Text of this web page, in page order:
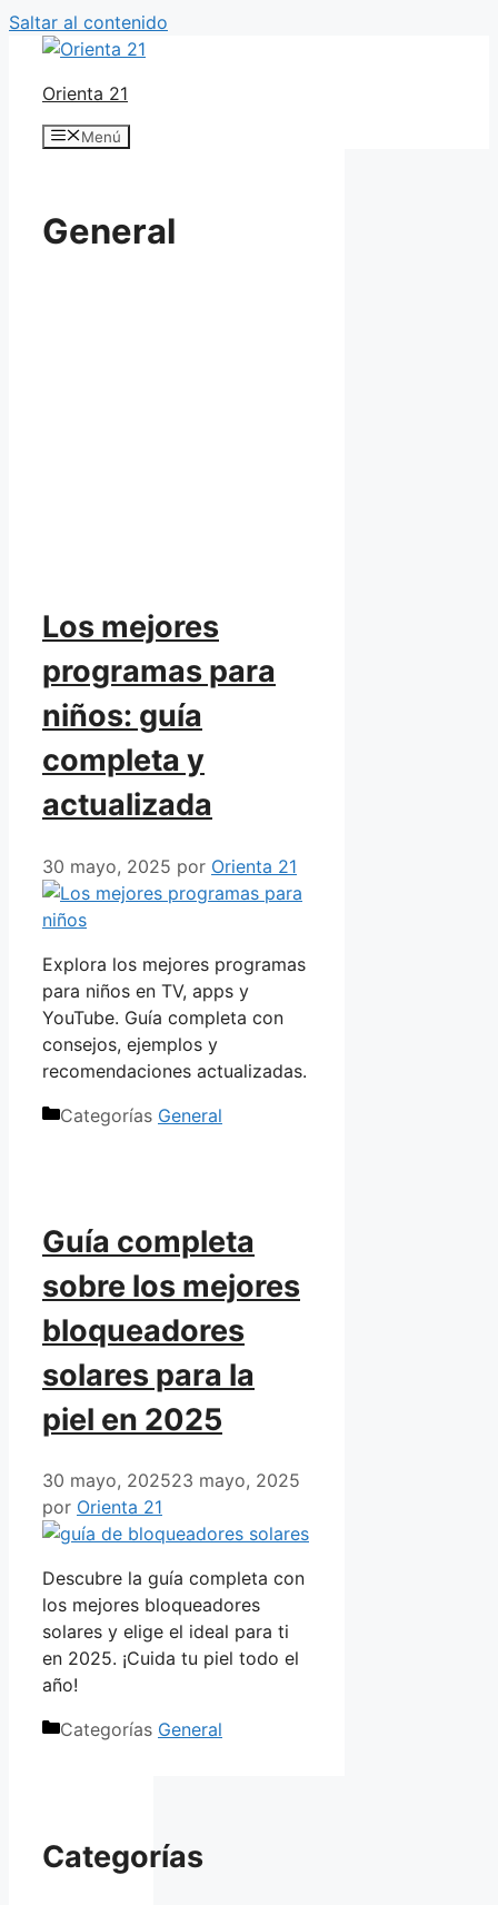
Saltar al contenido
Orienta 21
Menú
General
Los mejores
programas para
niños: guía
completa y
actualizada
30 mayo, 2025 por Orienta 21
Explora los mejores programas
para niños en TV, apps y
YouTube. Guía completa con
consejos, ejemplos y
recomendaciones actualizadas.
Categorías General
Guía completa
sobre los mejores
bloqueadores
solares para la
piel en 2025
30 mayo, 202523 mayo, 2025
por Orienta 21
Descubre la guía completa con
los mejores bloqueadores
solares y elige el ideal para ti
en 2025. ¡Cuida tu piel todo el
año!
Categorías General
Categorías